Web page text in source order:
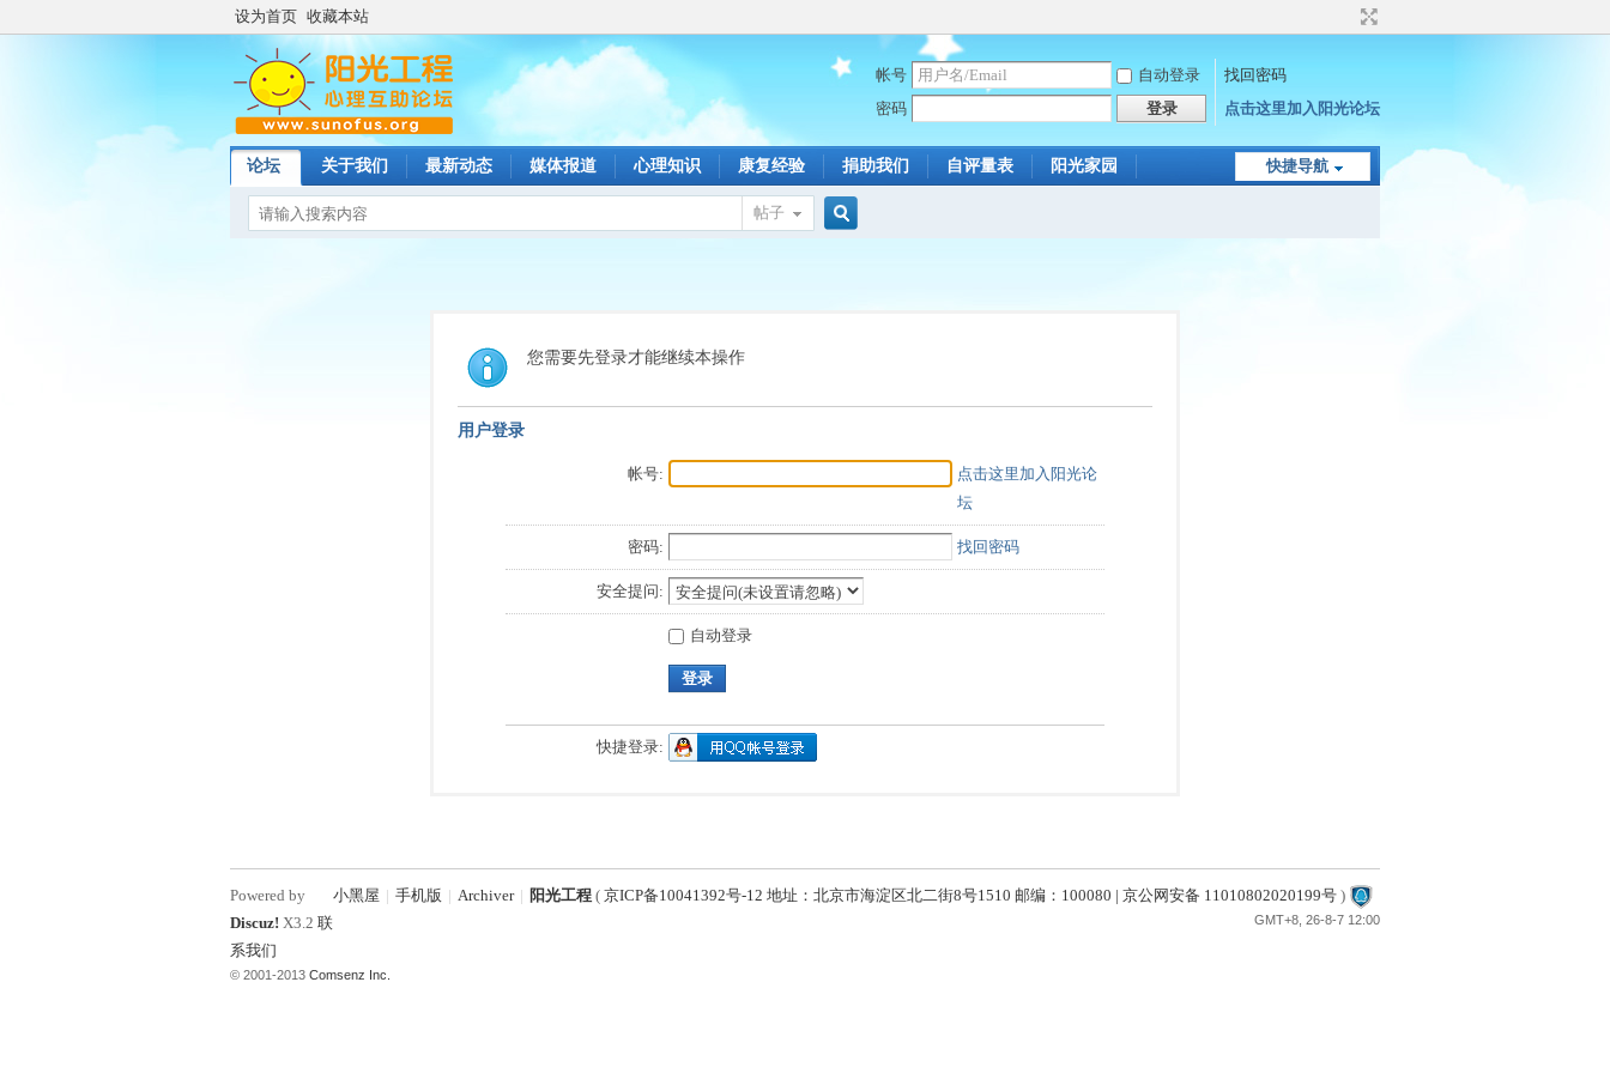
设为首页 收藏本站
帐号 自动登录
找回密码
密码
登录 点击这里加入阳光论坛
快捷导航
论坛 关于我们 最新动态 媒体报道 心理知识 康复经验 捐助我们 自评量表 阳光家园
帖子
您需要先登录才能继续本操作
用户登录
帐号:
点击这里加入阳光论
坛
密码: 找回密码
安全提问:
自动登录
登录
快捷登录:
小黑屋 | 手机版 | Archiver | 阳光工程 ( 京ICP备10041392号-12 地址：北京市海淀区北二街8号1510 邮编：100080 | 京公网安备 11010802020199号 )
GMT+8, 26-8-7 12:00
Powered by
Discuz! X3.2 联
系我们
© 2001-2013 Comsenz Inc.